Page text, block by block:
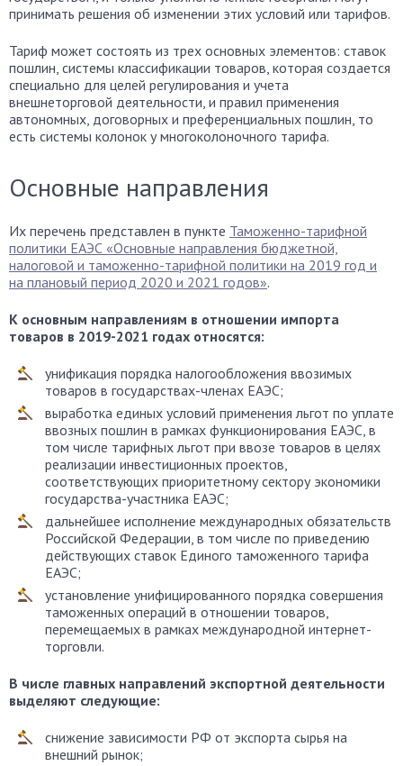
принимать решения об изменении этих условий или тарифов.
Тариф может состоять из трех основных элементов: ставок
пошлин, системы классификации товаров, которая создается
специально для целей регулирования и учета
внешнеторговой деятельности, и правил применения
автономных, договорных и преференциальных пошлин, то
есть системы колонок у многоколоночного тарифа.
Основные направления
Их перечень представлен в пункте Таможенно-тарифной
политики ЕАЭС «Основные направления бюджетной,
налоговой и таможенно-тарифной политики на 2019 год и
на плановый период 2020 и 2021 годов».
К основным направлениям в отношении импорта
товаров в 2019-2021 годах относятся:
унификация порядка налогообложения ввозимых
товаров в государствах-членах ЕАЭС;
выработка единых условий применения льгот по уплате
ввозных пошлин в рамках функционирования ЕАЭС, в
том числе тарифных льгот при ввозе товаров в целях
реализации инвестиционных проектов,
соответствующих приоритетному сектору экономики
государства-участника ЕАЭС;
дальнейшее исполнение международных обязательств
Российской Федерации, в том числе по приведению
действующих ставок Единого таможенного тарифа
ЕАЭС;
установление унифицированного порядка совершения
таможенных операций в отношении товаров,
перемещаемых в рамках международной интернет-
торговли.
В числе главных направлений экспортной деятельности
выделяют следующие:
снижение зависимости РФ от экспорта сырья на
внешний рынок;